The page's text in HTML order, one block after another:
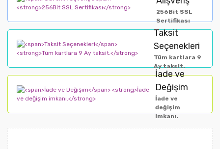
256Bit SSL
Sertifikası
Taksit
Seçenekleri
Tüm kartlara 9
Ay taksit.
İade ve
Değişim
İade ve
değişim
imkanı.